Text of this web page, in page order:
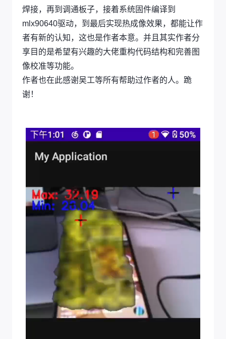
焊接，再到调通板子，接着系统固件编译到
mlx90640驱动，到最后实现热成像效果，都能让作
者有新的认知，这也是作者本意。并且其实作者分
享目的是希望有兴趣的大佬重构代码结构和完善图
像校准等功能。
作者也在此感谢吴工等所有帮助过作者的人。跪
谢！